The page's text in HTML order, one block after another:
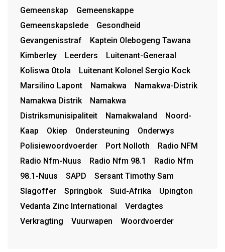
Gemeenskap
Gemeenskappe
Gemeenskapslede
Gesondheid
Gevangenisstraf
Kaptein Olebogeng Tawana
Kimberley
Leerders
Luitenant-Generaal
Koliswa Otola
Luitenant Kolonel Sergio Kock
Marsilino Lapont
Namakwa
Namakwa-Distrik
Namakwa Distrik
Namakwa
Distriksmunisipaliteit
Namakwaland
Noord-
Kaap
Okiep Ondersteuning
Onderwys
Polisiewoordvoerder
Port Nolloth
Radio NFM
Radio Nfm-Nuus
Radio Nfm 98.1
Radio Nfm
98.1-Nuus
SAPD
Sersant Timothy Sam
Slagoffer
Springbok Suid-Afrika
Upington
Vedanta Zinc International
Verdagtes
Verkragting
Vuurwapen Woordvoerder